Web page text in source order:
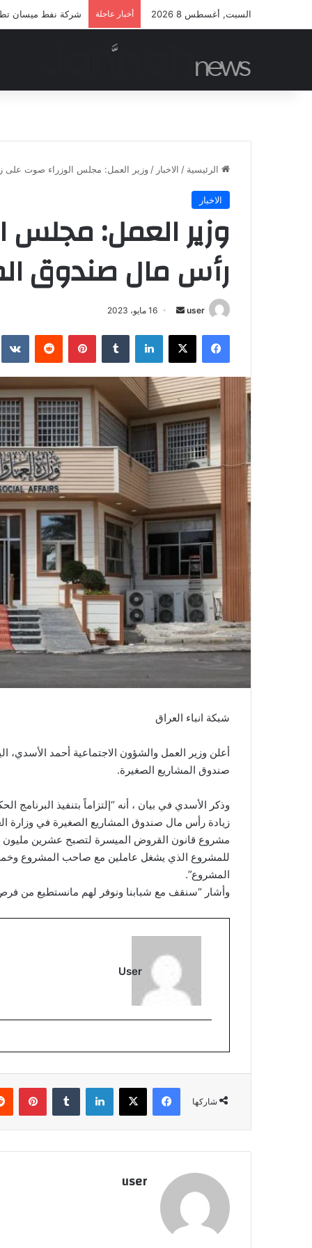
السبت, أغسطس 8 2026 أخبار عاجلة شركة نفط ميسان تطلق
الرئيسية / الاخبار / وزير العمل: مجلس الوزراء صوت على
الاخبار
وزير العمل: مجلس
رأس مال صندوق
user
أرسل 16 مايو، 2023
فيسبوك ‫X لينكدإن بينتيريست
شبكة انباء العراق
أعلن وزير العمل والشؤون الاجتماعية أحمد الأسدي،
صندوق المشاريع الصغيرة.
وذكر الأسدي في بيان ، أنه “إلتزاماً بتنفيذ
زيادة رأس مال صندوق المشاريع الصغيرة في
مشروع قانون القروض الميسرة لتصبح عشرين
للمشروع الذي يشغل عاملين مع صاحب المشروع
المشروع”.
وأشار “سنقف مع شبابنا ونوفر لهم مانستطيع من
User
شاركها
فيسبوك ‫X لينكدإن
user